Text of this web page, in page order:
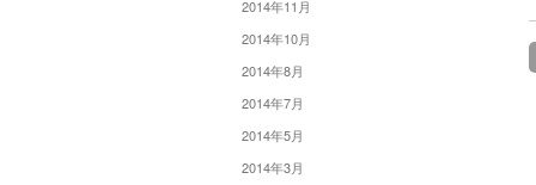
2014年11月
2014年10月
2014年8月
2014年7月
2014年5月
2014年3月